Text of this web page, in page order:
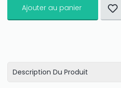
Ajouter au panier
Description Du Produit